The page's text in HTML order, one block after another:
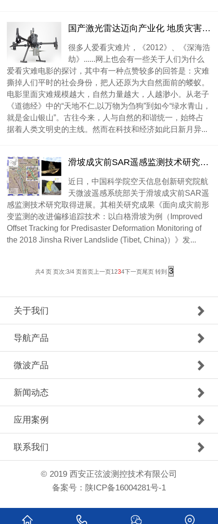
国产激光雷达迈向产业化 地质灾害防治迎来“新利器”
很多人爱看灾难片，《2012》、《深海浩
劫》......网上也会有一些关于人们为什么
爱看灾难电影的探讨，其中有一种点赞较多的回答是：灾难
撕掉人们平时的社会身份，把人还原为大自然面前的蝼蚁。
电影里面灾难规模越大，自然力量越大，人越渺小。从老子
《道德经》中的“天地不仁,以万物为刍狗”到如今“绿水青山，
就是金山银山”。古往今来，人与自然的和谐统一，始终占
据着人类文明史的主线。然而在科技和经济如此日新月异...
滑坡成灾前SAR遥感监测技术研究取得进展
近日，中国科学院空天信息创新研究院航
天微波遥感系统部关于滑坡成灾前SAR遥
感监测技术研究取得进展。其相关研究成果《面向成灾前形
变监测的改进偏移追踪技术：以白格滑坡为例（Improved
Offset Tracking for Predisaster Deformation Monitoring of
the 2018 Jinsha River Landslide (Tibet, China)）》发...
共4 页 页次:3/4 页首页上一页1234下一页尾页转到
关于我们
导航产品
微波产品
新闻动态
应用案例
联系我们
© 2019 西安正弦波测控技术有限公司
备案号： 陕ICP备16004281号-1